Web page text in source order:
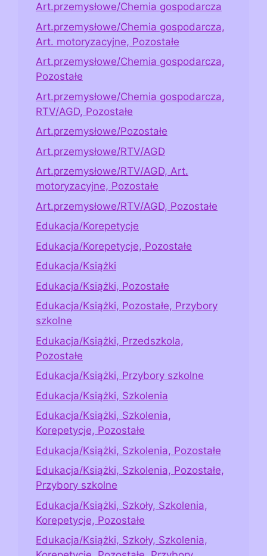
Art.przemysłowe/Chemia gospodarcza
Art.przemysłowe/Chemia gospodarcza,
Art. motoryzacyjne, Pozostałe
Art.przemysłowe/Chemia gospodarcza,
Pozostałe
Art.przemysłowe/Chemia gospodarcza,
RTV/AGD, Pozostałe
Art.przemysłowe/Pozostałe
Art.przemysłowe/RTV/AGD
Art.przemysłowe/RTV/AGD, Art.
motoryzacyjne, Pozostałe
Art.przemysłowe/RTV/AGD, Pozostałe
Edukacja/Korepetycje
Edukacja/Korepetycje, Pozostałe
Edukacja/Książki
Edukacja/Książki, Pozostałe
Edukacja/Książki, Pozostałe, Przybory
szkolne
Edukacja/Książki, Przedszkola,
Pozostałe
Edukacja/Książki, Przybory szkolne
Edukacja/Książki, Szkolenia
Edukacja/Książki, Szkolenia,
Korepetycje, Pozostałe
Edukacja/Książki, Szkolenia, Pozostałe
Edukacja/Książki, Szkolenia, Pozostałe,
Przybory szkolne
Edukacja/Książki, Szkoły, Szkolenia,
Korepetycje, Pozostałe
Edukacja/Książki, Szkoły, Szkolenia,